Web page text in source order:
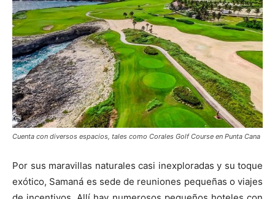
Cuenta con diversos espacios, tales como Corales Golf Course en Punta Cana
Por sus maravillas naturales casi inexploradas y su toque
exótico, Samaná es sede de reuniones pequeñas o viajes